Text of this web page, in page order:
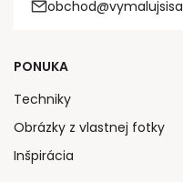
PONUKA
Techniky
Obrázky z vlastnej fotky
Inšpirácia